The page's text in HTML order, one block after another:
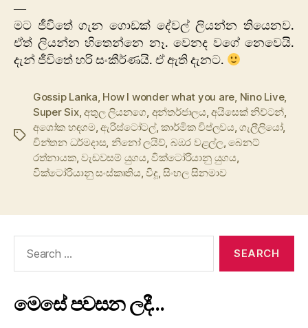
—
මට ජීවිතේ ගැන ගොඩක් දේවල් ලියන්න තියෙනව.
ඒත් ලියන්න හිතෙන්නෙ නෑ. වෙනද වගේ නෙවෙයි.
දැන් ජීවිතේ හරි සංකීර්ණයි. ඒ ඇති දැනට.
Tags
Gossip Lanka, How I wonder what you are, Nino Live,
Super Six,අතුල ලියනගෙ, අන්තර්ජාලය,අයිසෙක් නිව්ටන්,
අශෝක හඳගම,ඇරිස්ටෝටල්,කාර්මික විප්ලවය,ගැලීලියෝ,
චින්තන ධර්මදාස, නිනෝ ලයිව්, බඹර වළල්ල,බෙනට්
රත්නායක,වැඩවසම් යුගය,වික්ටෝරියානු යුගය,
වික්ටෝරියානු සංස්කෘතිය,විදූ,සිංහල සිනමාව
මෙසේ පවසන ලදී…